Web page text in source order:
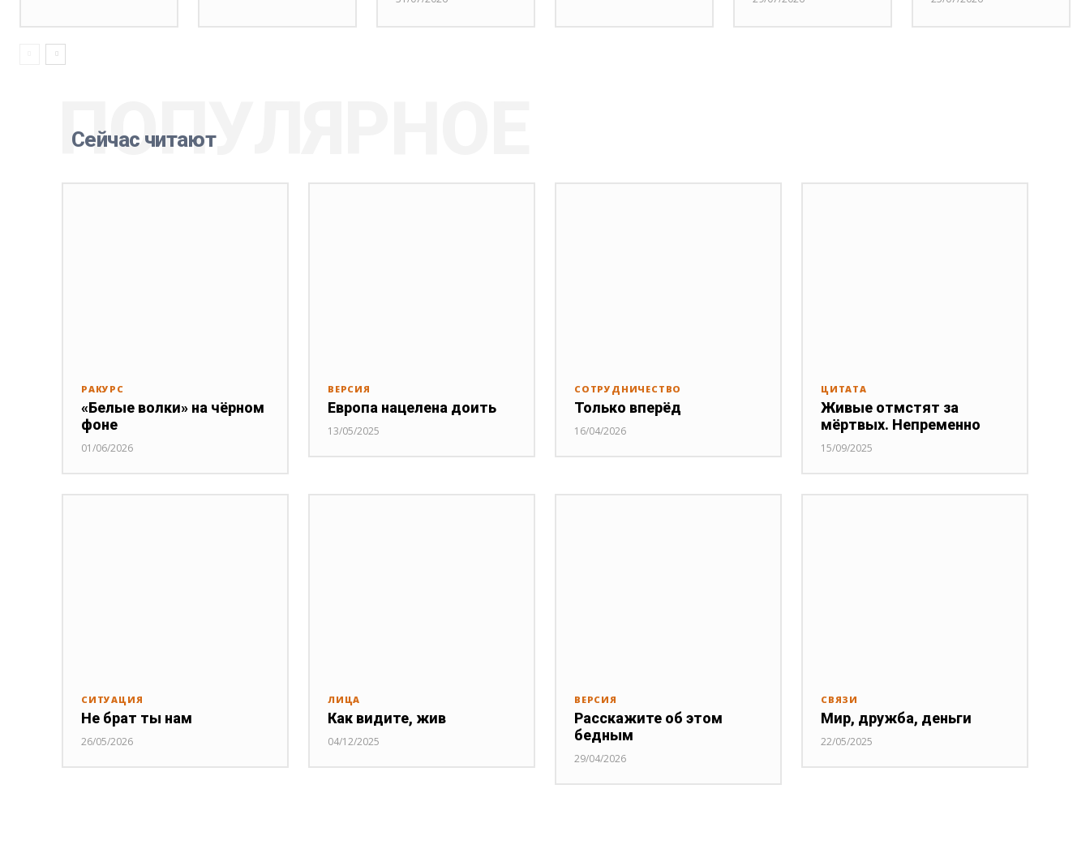
Сейчас читают
ПОПУЛЯРНОЕ
РАКУРС
«Белые волки» на чёрном
фоне
01/06/2026
ВЕРСИЯ
Европа нацелена доить
13/05/2025
СОТРУДНИЧЕСТВО
Только вперёд
16/04/2026
ЦИТАТА
Живые отмстят за
мёртвых. Непременно
15/09/2025
СИТУАЦИЯ
Не брат ты нам
26/05/2026
ЛИЦА
Как видите, жив
04/12/2025
ВЕРСИЯ
Расскажите об этом
бедным
29/04/2026
СВЯЗИ
Мир, дружба, деньги
22/05/2025